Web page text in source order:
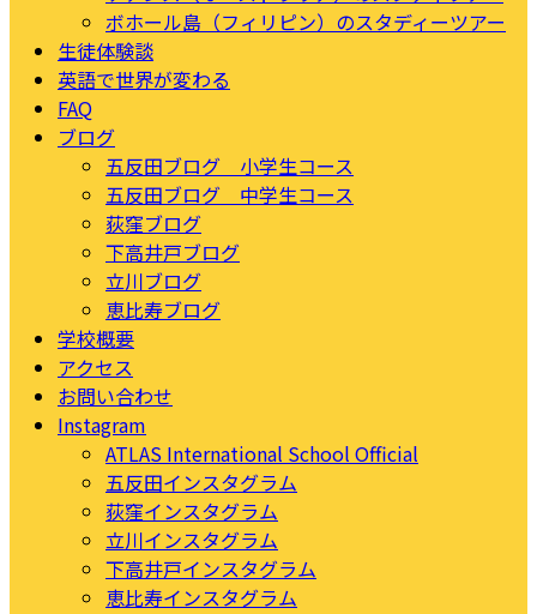
ボホール島（フィリピン）のスタディーツアー
生徒体験談
英語で世界が変わる
FAQ
ブログ
五反田ブログ 小学生コース
五反田ブログ 中学生コース
荻窪ブログ
下高井戸ブログ
立川ブログ
恵比寿ブログ
学校概要
アクセス
お問い合わせ
Instagram
ATLAS International School Official
五反田インスタグラム
荻窪インスタグラム
立川インスタグラム
下高井戸インスタグラム
恵比寿インスタグラム